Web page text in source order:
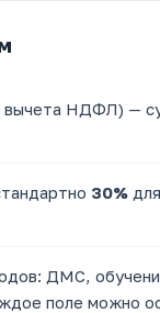
НДФЛ) —
30%
ДМС,
поле можно